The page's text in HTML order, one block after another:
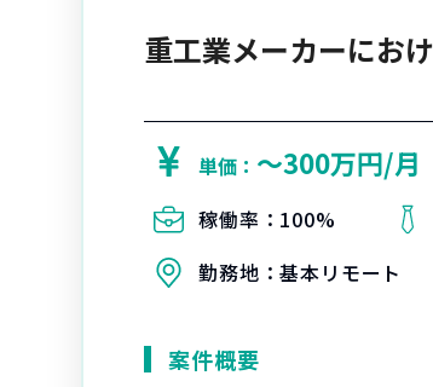
重工業メーカーにお
単価： 〜300万円/月
稼働率： 100%
勤務地：基本リモート
案件概要